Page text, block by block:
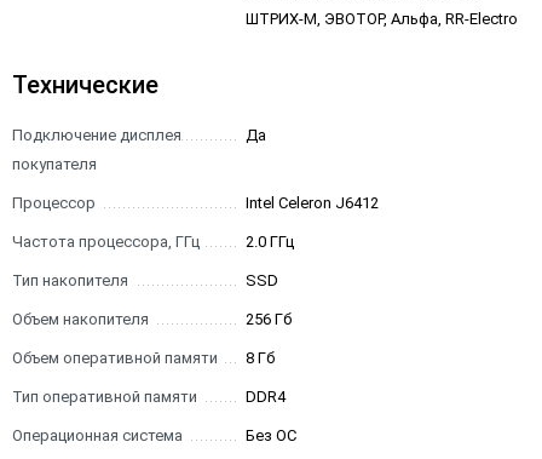
ШТРИХ-М, ЭВОТОР, Альфа, RR-Electro
Технические
Подключение дисплея
покупателя
Да
Процессор Intel Celeron J6412
Частота процессора, ГГц 2.0 ГГц
Тип накопителя SSD
Объем накопителя 256 Гб
Объем оперативной памяти 8 Гб
Тип оперативной памяти DDR4
Операционная система Без ОС